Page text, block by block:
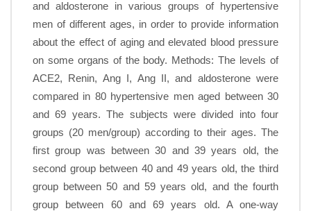
and aldosterone in various groups of hypertensive
men of different ages, in order to provide information
about the effect of aging and elevated blood pressure
on some organs of the body. Methods: The levels of
ACE2, Renin, Ang I, Ang II, and aldosterone were
compared in 80 hypertensive men aged between 30
and 69 years. The subjects were divided into four
groups (20 men/group) according to their ages. The
first group was between 30 and 39 years old, the
second group between 40 and 49 years old, the third
group between 50 and 59 years old, and the fourth
group between 60 and 69 years old. A one-way